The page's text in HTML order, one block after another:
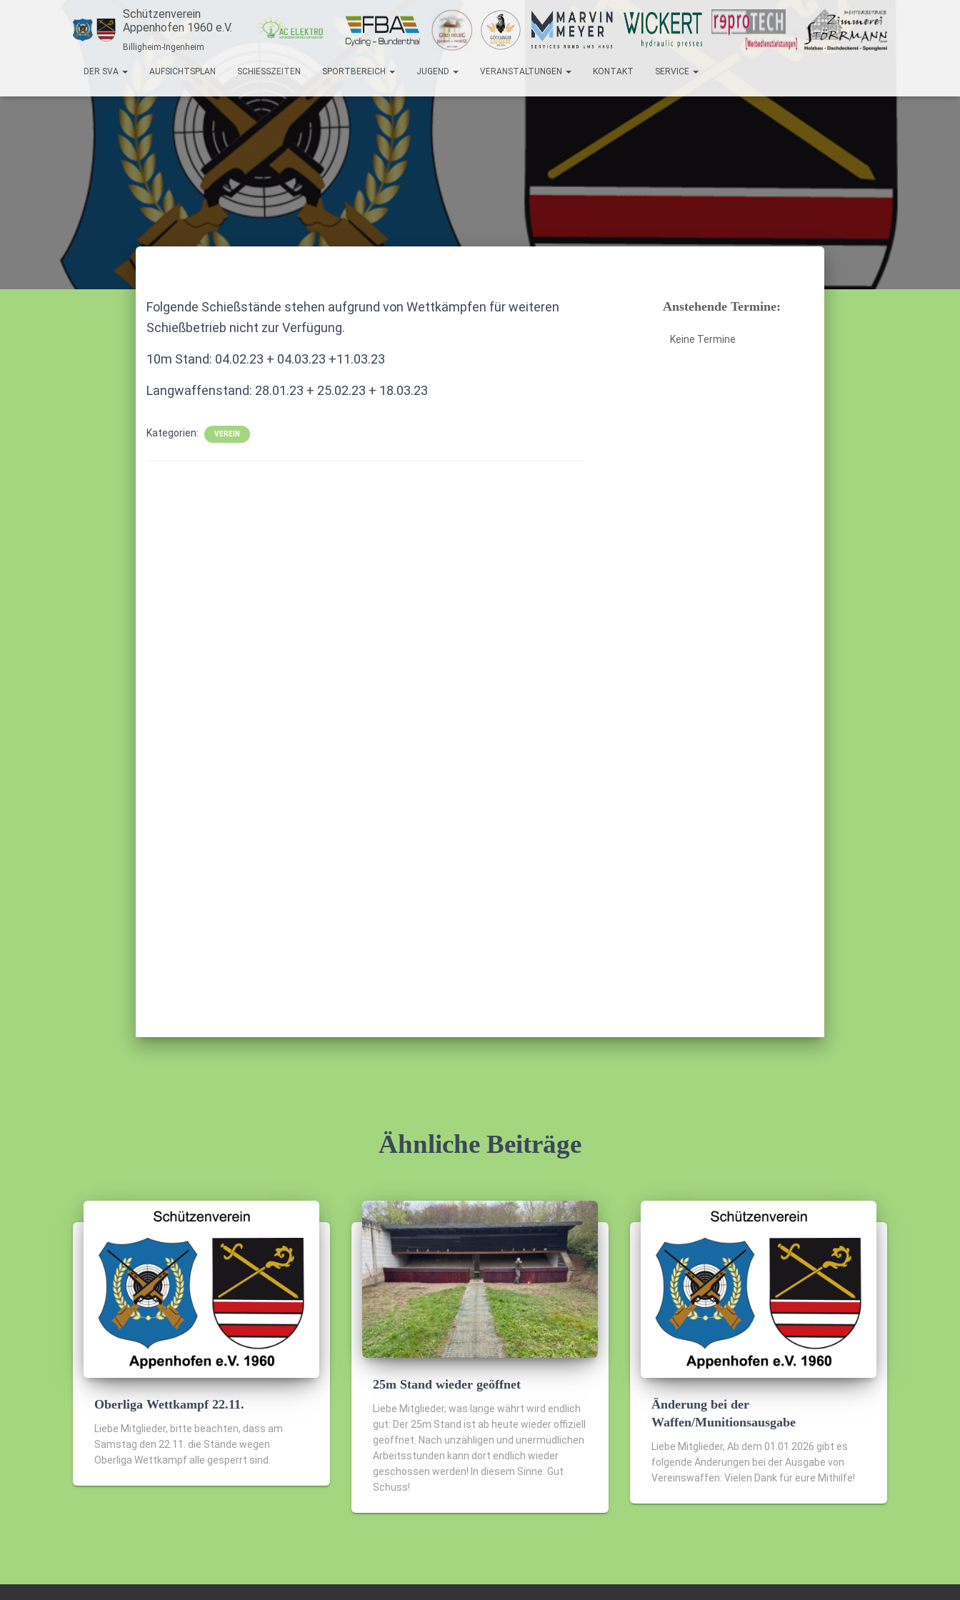
Schützenverein
Appenhofen 1960 e.V.
Billigheim-Ingenheim
DER SVA AUFSICHTSPLAN SCHIESSZEITEN SPORTBEREICH JUGEND VERANSTALTUNGEN KONTAKT SERVICE
Folgende Schießstände stehen aufgrund von Wettkämpfen für weiteren
Schießbetrieb nicht zur Verfügung.
10m Stand: 04.02.23 + 04.03.23 +11.03.23
Langwaffenstand: 28.01.23 + 25.02.23 + 18.03.23
Kategorien: VEREIN
Anstehende Termine:
Keine Termine
Ähnliche Beiträge
Oberliga Wettkampf 22.11.
Liebe Mitglieder, bitte beachten, dass am
Samstag den 22.11. die Stände wegen
Oberliga Wettkampf alle gesperrt sind.
25m Stand wieder geöffnet
Liebe Mitglieder, was lange währt wird endlich
gut: Der 25m Stand ist ab heute wieder offiziell
geöffnet. Nach unzähligen und unermüdlichen
Arbeitsstunden kann dort endlich wieder
geschossen werden! In diesem Sinne: Gut
Schuss!
Änderung bei der
Waffen/Munitionsausgabe
Liebe Mitglieder, Ab dem 01.01.2026 gibt es
folgende Änderungen bei der Ausgabe von
Vereinswaffen: Vielen Dank für eure Mithilfe!